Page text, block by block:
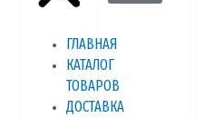
ГЛАВНАЯ
КАТАЛОГ
ТОВАРОВ
ДОСТАВКА